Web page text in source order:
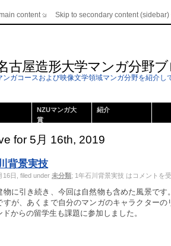
content Skip to secondary content (sidebar)
古屋造形大学マンガ分野
ンガコースおよび映像文学領域マンガ分野を紹介し
NZUマンガ大
賞
紹介
for 5月 16th, 2019
背景実技
16日, filed under 未分類; 1年石川背景実技 は コメントを
物に引き続き、今回は自然物も含めた風景で
すが、あくまで自分のマンガのキャラクター
ドからの留学生も課題に参加しました。